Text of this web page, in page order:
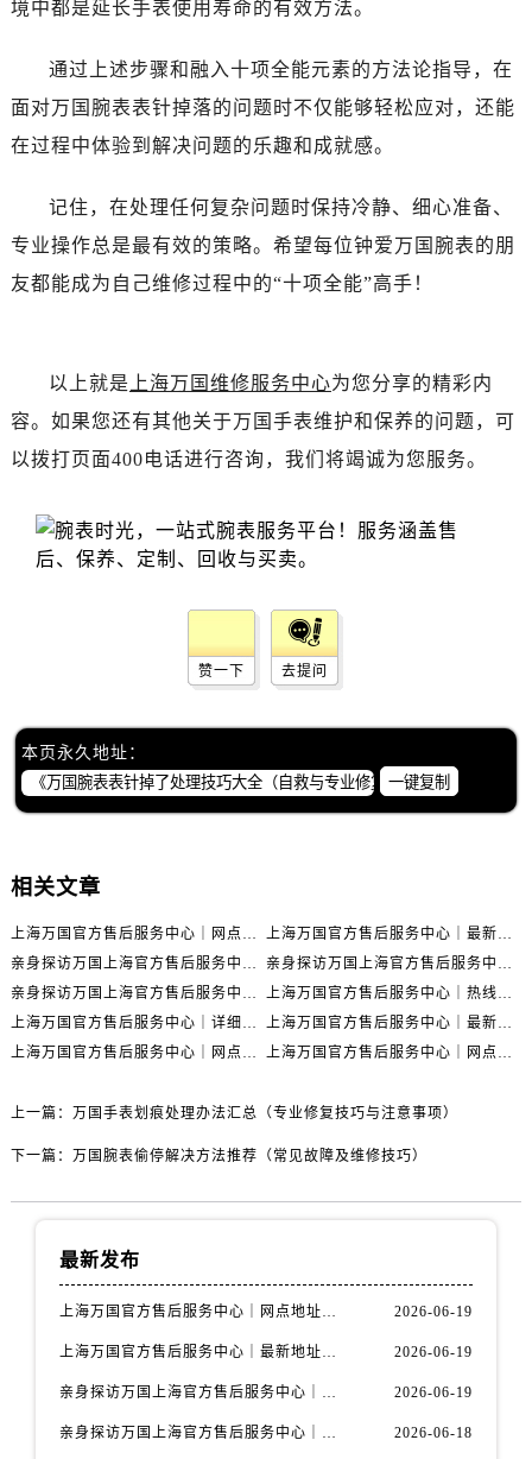
境中都是延长手表使用寿命的有效方法。
通过上述步骤和融入十项全能元素的方法论指导，在
面对万国腕表表针掉落的问题时不仅能够轻松应对，还能
在过程中体验到解决问题的乐趣和成就感。
记住，在处理任何复杂问题时保持冷静、细心准备、
专业操作总是最有效的策略。希望每位钟爱万国腕表的朋
友都能成为自己维修过程中的“十项全能”高手！
以上就是 上海万国维修服务中心为您分享的精彩内
容。如果您还有其他关于万国手表维护和保养的问题，可
以拨打页面400电话进行咨询，我们将竭诚为您服务。
赞一下 去提问
本页永久地址：
一键复制
相关文章
上海万国官方售后服务中心｜网点地址与官方联系电话权威信息公示（2026年6月最新）
上海万国官方售后服务中心｜最新地址与客服热线权威信息公示（2026年6月最新）
亲身探访万国上海官方售后服务中心｜全新维修门店地址及电话（2026年6月最新）
亲身探访万国上海官方售后服务中心｜最新电话及地址（2026年6月最新）
亲身探访万国上海官方售后服务中心｜网点地址与客服电话（2026年6月最新）
上海万国官方售后服务中心｜热线电话与网点地址权威信息公示（2026年6月最新）
上海万国官方售后服务中心｜详细地址与售后电话权威信息公示（2026年6月最新）
上海万国官方售后服务中心｜最新电话及地址权威信息公示（2026年6月最新）
上海万国官方售后服务中心｜网点地址及热线权威信息公示（2026年6月最新）
上海万国官方售后服务中心｜网点地址与服务热线权威信息公示（2026年6月最新）
上一篇： 万国手表划痕处理办法汇总（专业修复技巧与注意事项）
下一篇： 万国腕表偷停解决方法推荐（常见故障及维修技巧）
最新发布
上海万国官方售后服务中心｜网点地址与官方联系电话权威信息公示（2026年6月最新） 2026-06-19
上海万国官方售后服务中心｜最新地址与客服热线权威信息公示（2026年6月最新） 2026-06-19
亲身探访万国上海官方售后服务中心｜全新维修门店地址及电话（2026年6月最新） 2026-06-19
亲身探访万国上海官方售后服务中心｜最新电话及地址（2026年6月最新） 2026-06-18